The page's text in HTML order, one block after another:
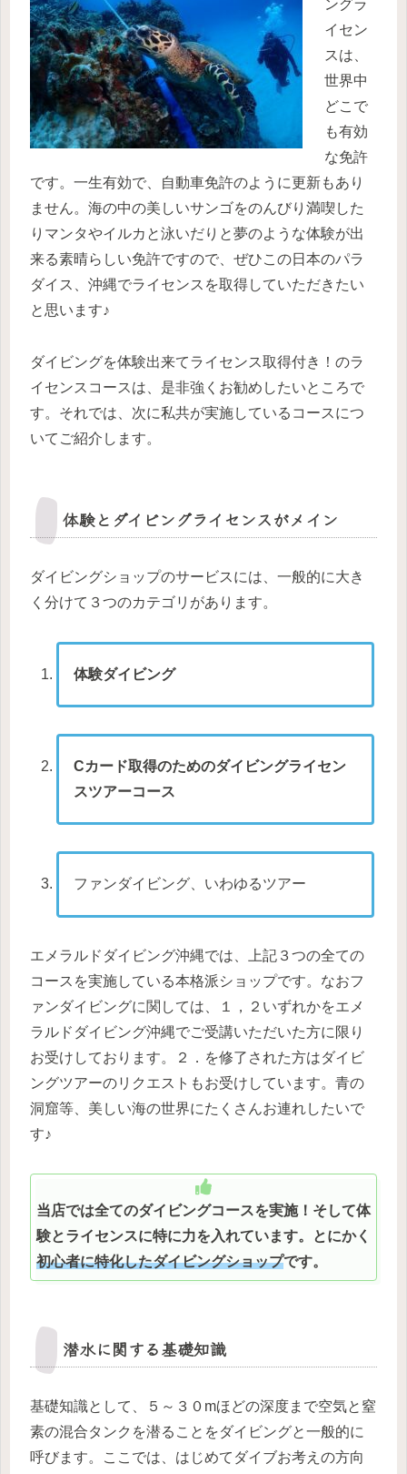
ングラ
イセン
スは、
世界中
どこで
も有効
な免許
です。一生有効で、自動車免許のように更新もあり
ません。海の中の美しいサンゴをのんびり満喫した
りマンタやイルカと泳いだりと夢のような体験が出
来る素晴らしい免許ですので、ぜひこの日本のパラ
ダイス、沖縄でライセンスを取得していただきたい
と思います♪
ダイビングを体験出来てライセンス取得付き！のラ
イセンスコースは、是非強くお勧めしたいところで
す。それでは、次に私共が実施しているコースにつ
いてご紹介します。
体験とダイビングライセンスがメイン
ダイビングショップのサービスには、一般的に大き
く分けて３つのカテゴリがあります。
体験ダイビング
Cカード取得のためのダイビングライセン
スツアーコース
ファンダイビング、いわゆるツアー
エメラルドダイビング沖縄では、上記３つの全ての
コースを実施している本格派ショップです。なおフ
ァンダイビングに関しては、１，２いずれかをエメ
ラルドダイビング沖縄でご受講いただいた方に限り
お受けしております。２．を修了された方はダイビ
ングツアーのリクエストもお受けしています。青の
洞窟等、美しい海の世界にたくさんお連れしたいで
す♪
当店では全てのダイビングコースを実施！そして体
験とライセンスに特に力を入れています。とにかく
初心者に特化したダイビングショップです。
潜水に関する基礎知識
基礎知識として、５～３０mほどの深度まで空気と窒
素の混合タンクを潜ることをダイビングと一般的に
呼びます。ここでは、はじめてダイブお考えの方向